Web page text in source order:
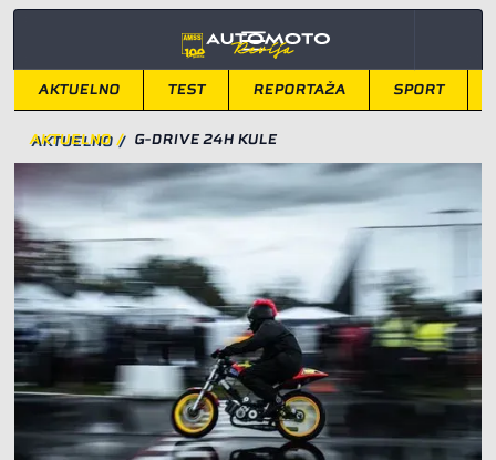
AKTUELNO TEST REPORTAŽA SPORT
AKTUELNO / G-DRIVE 24H KULE